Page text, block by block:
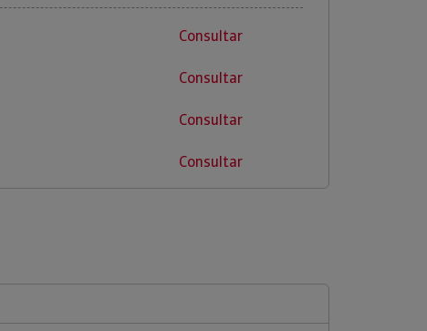
Consultar
Consultar
Consultar
Consultar